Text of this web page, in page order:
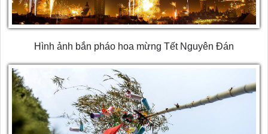
Hình ảnh bắn pháo hoa mừng Tết Nguyên Đán